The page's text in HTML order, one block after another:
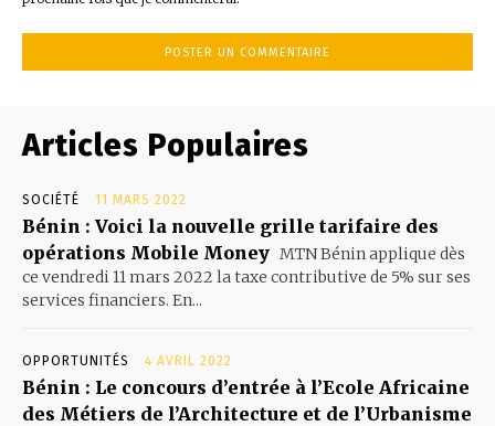
Articles Populaires
SOCIÉTÉ 11 MARS 2022
Bénin : Voici la nouvelle grille tarifaire des
opérations Mobile Money MTN Bénin applique dès
ce vendredi 11 mars 2022 la taxe contributive de 5% sur ses
services financiers. En...
OPPORTUNITÉS 4 AVRIL 2022
Bénin : Le concours d’entrée à l’Ecole Africaine
des Métiers de l’Architecture et de l’Urbanisme